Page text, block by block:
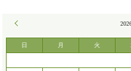
日 月 火